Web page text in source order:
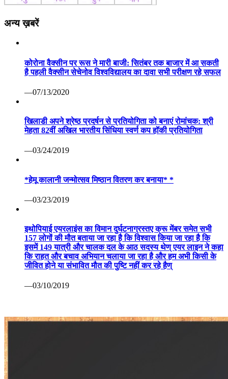
अन्य ख़बरें
कोरोना वैक्सीन पर रूस ने मारी बाजी: सितंबर तक बाजार में आ सकती
है पहली वैक्सीन सेचेनोव विश्वविद्यालय का दावा सभी परीक्षण रहे सफल
—07/13/2020
खिलाडी अपने श्रेष्ठ प्रदर्षन से प्रतियोगिता को बनाएं रोमांचक: श्री
मेहता 82वीं अखिल भारतीय सिंधिया स्वर्ण कप हॉकी प्रतियोगिता
—03/24/2019
*हेमू कालानी जन्मोत्सव मिष्ठान वितरण कर बनाया* *
—03/23/2019
इथोपियाई एयरलाइंस का विमान दुर्घटनाग्रस्तए क्रू मेंबर समेत सभी
157 लोगों की मौत बताया जा रहा है कि विश्वास किया जा रहा है कि
इसमें 149 यात्री और चालक दल के आठ सदस्य थेण् एयर लाइन ने कहा
कि राहत और बचाव अभियान चलाया जा रहा है और हम अभी किसी के
जीवित होने या संभावित मौत की पुष्टि नहीं कर रहे हैण्
—03/10/2019